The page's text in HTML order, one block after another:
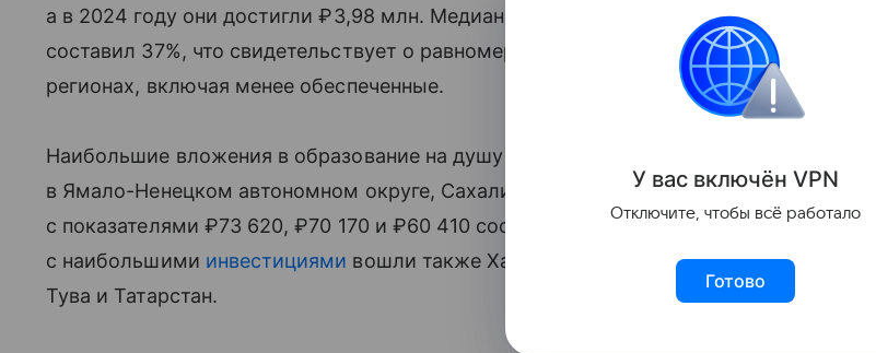
а в 2024 году они достигли ₽3,98 млн. Медианный прирост расходов на образование
составил 37%, что свидетельствует о равномерном увеличении в различных
регионах, включая менее обеспеченные.
Наибольшие вложения в образование на душу населения за 2024 год наблюдались
в Ямало-Ненецком автономном округе, Сахалинской области и Санкт-Петербурге
с показателями ₽73 620, ₽70 170 и ₽60 410 соответственно. В десятку регионов
с наибольшими инвестициями вошли также Ханты-Мансийский автономный округ,
Тува и Татарстан.
У вас включён VPN
Отключите, чтобы всё работало
Готово